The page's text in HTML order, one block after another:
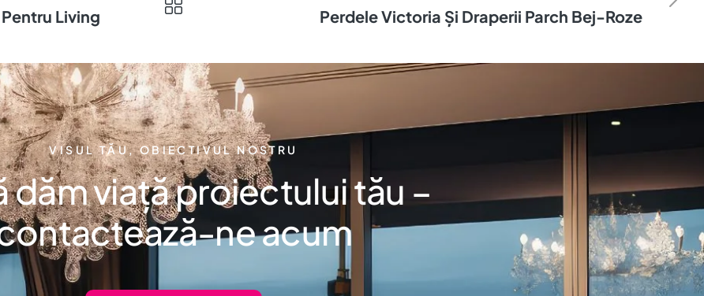
Living Perdele Victoria Și Draperii Parch Bej-Roze
VISUL TĂU, OBIECTIVUL NOSTRU
dăm viață proiectului tău –
ne acum